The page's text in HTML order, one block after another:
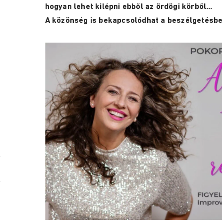
hogyan lehet kilépni ebből az ördögi körből…
A közönség is bekapcsolódhat a